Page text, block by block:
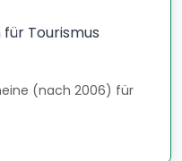
für Tourismus
(nach 2006) für